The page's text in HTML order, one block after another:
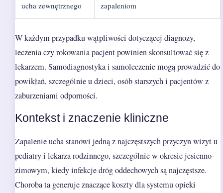
ucha zewnętrznego
zapaleniom
W każdym przypadku wątpliwości dotyczącej diagnozy,
leczenia czy rokowania pacjent powinien skonsultować się z
lekarzem. Samodiagnostyka i samoleczenie mogą prowadzić do
powikłań, szczególnie u dzieci, osób starszych i pacjentów z
zaburzeniami odporności.
Kontekst i znaczenie kliniczne
Zapalenie ucha stanowi jedną z najczęstszych przyczyn wizyt u
pediatry i lekarza rodzinnego, szczególnie w okresie jesienno-
zimowym, kiedy infekcje dróg oddechowych są najczęstsze.
Choroba ta generuje znaczące koszty dla systemu opieki